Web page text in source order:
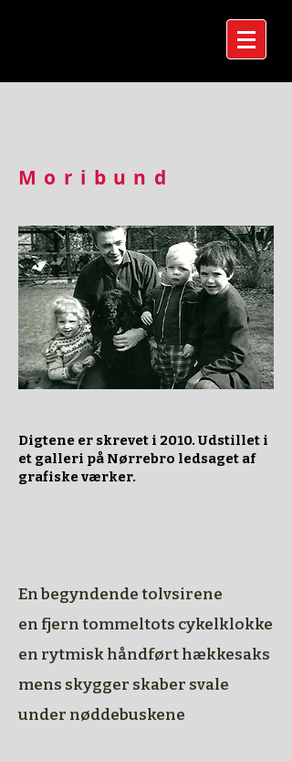
Moribund
Digtene er skrevet i 2010. Udstillet i
et galleri på Nørrebro ledsaget af
grafiske værker.
En begyndende tolvsirene
en fjern tommeltots cykelklokke
en rytmisk håndført hækkesaks
mens skygger skaber svale
under nøddebuskene